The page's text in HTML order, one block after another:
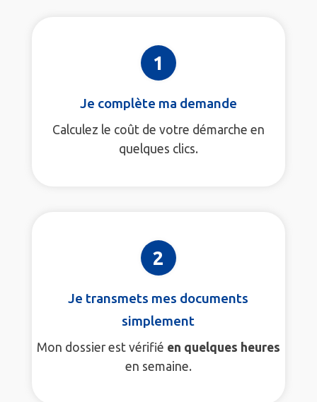
1
Je complète ma demande
Calculez le coût de votre démarche en
quelques clics.
2
Je transmets mes documents
simplement
Mon dossier est vérifié en quelques heures
en semaine.